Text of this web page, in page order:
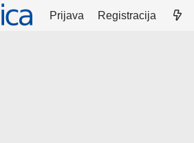
Prijava Registracija